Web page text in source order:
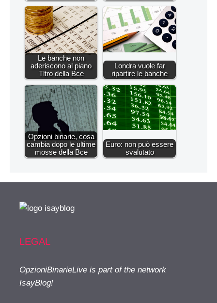
Le banche non
aderiscono al piano
Tltro della Bce
Londra vuole far
ripartire le banche
Opzioni binarie, cosa
cambia dopo le ultime
mosse della Bce
Euro: non può essere
svalutato
LEGAL
OpzioniBinarieLive is part of the network
IsayBlog!